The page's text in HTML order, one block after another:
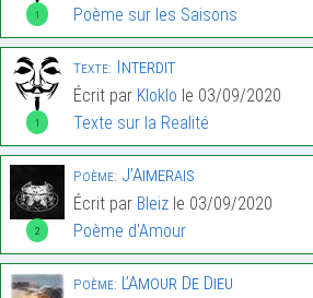
1
Poème sur les Saisons
1
Texte: Interdit
Écrit par Kloklo le 03/09/2020
Texte sur la Realité
2
Poème: J’Aimerais
Écrit par Bleiz le 03/09/2020
Poème d'Amour
Poème: L’Amour De Dieu